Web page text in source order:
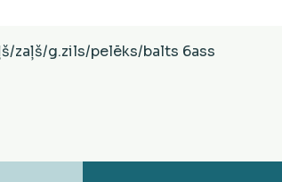
Ātrais skats
zaļš/g.zils/pelēks/balts 6ass